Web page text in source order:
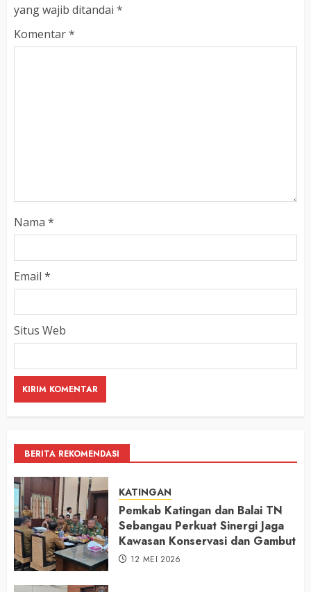
yang wajib ditandai *
Komentar*
Nama *
Email *
Situs Web
BERITA REKOMENDASI
KATINGAN
Pemkab Katingan dan Balai TN
Sebangau Perkuat Sinergi Jaga
Kawasan Konservasi dan Gambut
12 MEI 2026